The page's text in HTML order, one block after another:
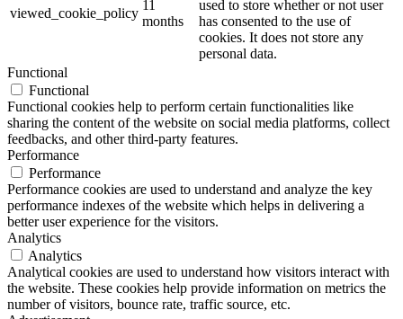
viewed_cookie_policy
11
months
used to store whether or not user
has consented to the use of
cookies. It does not store any
personal data.
Functional
Functional
Functional cookies help to perform certain functionalities like
sharing the content of the website on social media platforms, collect
feedbacks, and other third-party features.
Performance
Performance
Performance cookies are used to understand and analyze the key
performance indexes of the website which helps in delivering a
better user experience for the visitors.
Analytics
Analytics
Analytical cookies are used to understand how visitors interact with
the website. These cookies help provide information on metrics the
number of visitors, bounce rate, traffic source, etc.